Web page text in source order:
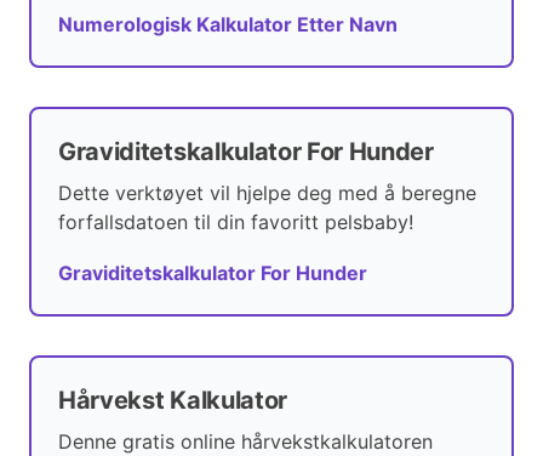
Numerologisk Kalkulator Etter Navn
Graviditetskalkulator For Hunder
Dette verktøyet vil hjelpe deg med å beregne
forfallsdatoen til din favoritt pelsbaby!
Graviditetskalkulator For Hunder
Hårvekst Kalkulator
Denne gratis online hårvekstkalkulatoren